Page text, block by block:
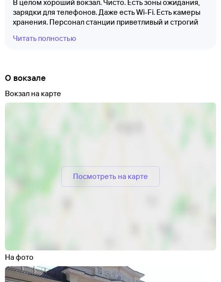
В целом хороший вокзал. Чисто. Есть зоны ожидания,
зарядки для телефонов. Даже есть Wi-Fi. Есть камеры
хранения. Персонал станции приветливый и строгий
срочно нужно, не ясно, куда бежать! Возможно, где-то
Читать полностью
О вокзале
Вокзал на карте
Посмотреть на карте
На фото